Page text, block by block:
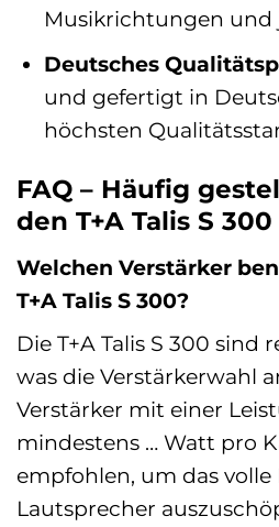
Musikrichtungen und
Deutsches
und gefertigt in
höchsten
FAQ – Häufig
den T+A Talis S 300
Welchen Verstärker
T+A Talis S 300?
Die T+A Talis S 300 sind
was die Verstärkerwahl
Verstärker mit einer
mindestens … Watt pro
empfohlen, um das volle
Lautsprecher